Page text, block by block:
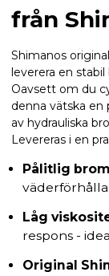
från
Shimanos
leverera en
Oavsett om du
denna vätska
av hydrauliska
Levereras i en
Pålitlig
Låg
respons -
Original